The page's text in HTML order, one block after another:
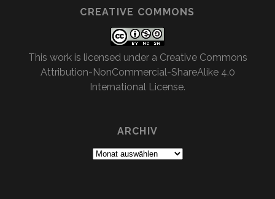
CREATIVE COMMONS
This work is licensed under a Creative Commons
Attribution-NonCommercial-ShareAlike 4.0
International License.
ARCHIV
Archiv